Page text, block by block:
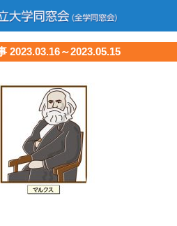
2023.03.16～2023.05.15